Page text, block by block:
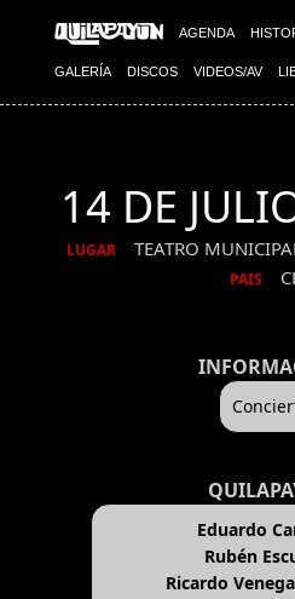
AGENDA
GALERÍA DISCOS VIDEOS/AV
14 DE
LUGAR TEATRO
PAIS
Eduardo
Rubén
Ricardo